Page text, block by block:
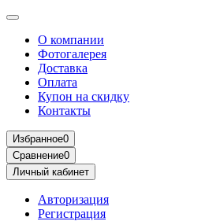
О компании
Фотогалерея
Доставка
Оплата
Купон на скидку
Контакты
Избранное0
Сравнение0
Личный кабинет
Авторизация
Регистрация